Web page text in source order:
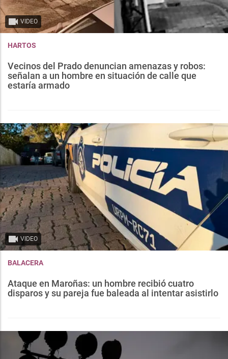
VIDEO
HARTOS
Vecinos del Prado denuncian amenazas y robos:
señalan a un hombre en situación de calle que
estaría armado
VIDEO
BALACERA
Ataque en Maroñas: un hombre recibió cuatro
disparos y su pareja fue baleada al intentar asistirlo